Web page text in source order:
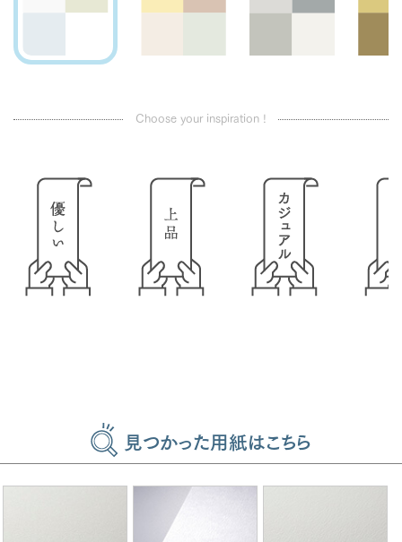
Choose your inspiration !
見つかった用紙はこちら